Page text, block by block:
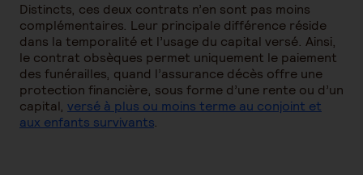
Distincts, ces deux contrats n’en sont pas moins
complémentaires. Leur principale différence réside
dans la temporalité et l’usage du capital versé. Ainsi,
le contrat obsèques permet uniquement le paiement
des funérailles, quand l’assurance décès offre une
protection financière, sous forme d’une rente ou d’un
capital, versé à plus ou moins terme au conjoint et
aux enfants survivants.